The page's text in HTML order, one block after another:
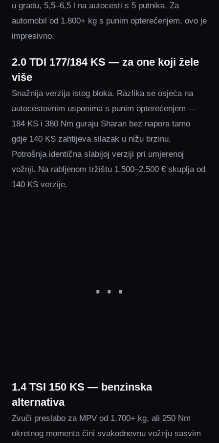
u gradu, 5,5–6,5 l na autocesti s 5 putnika. Za
automobil od 1.800+ kg s punim opterećenjem, ovo je
impresivno.
2.0 TDI 177/184 KS — za one koji žele
više
Snažnija verzija istog bloka. Razlika se osjeća na
autocestovnim usponima s punim opterećenjem —
184 KS i 380 Nm guraju Sharan bez napora tamo
gdje 140 KS zahtijeva silazak u nižu brzinu.
Potrošnja identična slabijoj verziji pri umjerenoj
vožnji. Na rabljenom tržištu 1.500–2.500 € skuplja od
140 KS verzije.
1.4 TSI 150 KS — benzinska
alternativa
Zvuči preslabo za MPV od 1.700+ kg, ali 250 Nm
okretnog momenta čini svakodnevnu vožnju sasvim